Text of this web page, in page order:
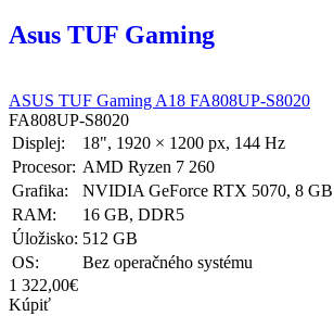
Asus TUF Gaming
ASUS TUF Gaming A18 FA808UP-S8020
FA808UP-S8020
Displej:
18", 1920 × 1200 px, 144 Hz
Procesor: AMD Ryzen 7 260
Grafika:
NVIDIA GeForce RTX 5070, 8 GB
RAM:
16 GB, DDR5
Úložisko: 512 GB
OS:
Bez operačného systému
1 322,00€
Kúpiť